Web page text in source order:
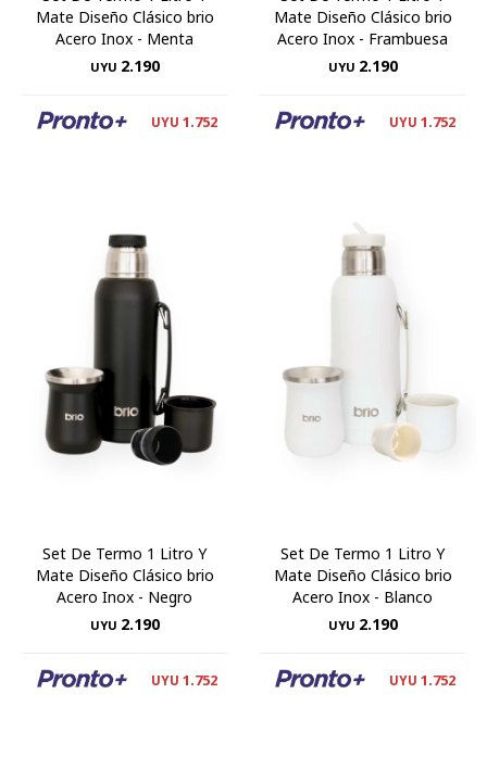
Mate Diseño Clásico brio
Acero Inox - Menta
UYU 2.190
UYU 1.752
Mate Diseño Clásico brio
Acero Inox - Frambuesa
UYU 2.190
UYU 1.752
Set De Termo 1 Litro Y
Mate Diseño Clásico brio
Acero Inox - Negro
UYU 2.190
UYU 1.752
Set De Termo 1 Litro Y
Mate Diseño Clásico brio
Acero Inox - Blanco
UYU 2.190
UYU 1.752